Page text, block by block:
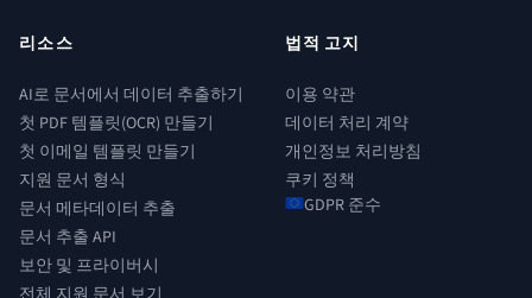
리소스
AI로 문서에서 데이터 추출하기
첫 PDF 템플릿(OCR) 만들기
첫 이메일 템플릿 만들기
지원 문서 형식
문서 메타데이터 추출
문서 추출 API
보안 및 프라이버시
법적 고지
이용 약관
데이터 처리 계약
개인정보 처리방침
쿠키 정책
GDPR 준수